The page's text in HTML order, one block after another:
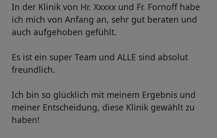
In der Klinik von Hr. Xxxxx und Fr. Fornoff habe
ich mich von Anfang an, sehr gut beraten und
auch aufgehoben gefühlt.
Es ist ein super Team und ALLE sind absolut
freundlich.
Ich bin so glücklich mit meinem Ergebnis und
meiner Entscheidung, diese Klinik gewählt zu
haben!